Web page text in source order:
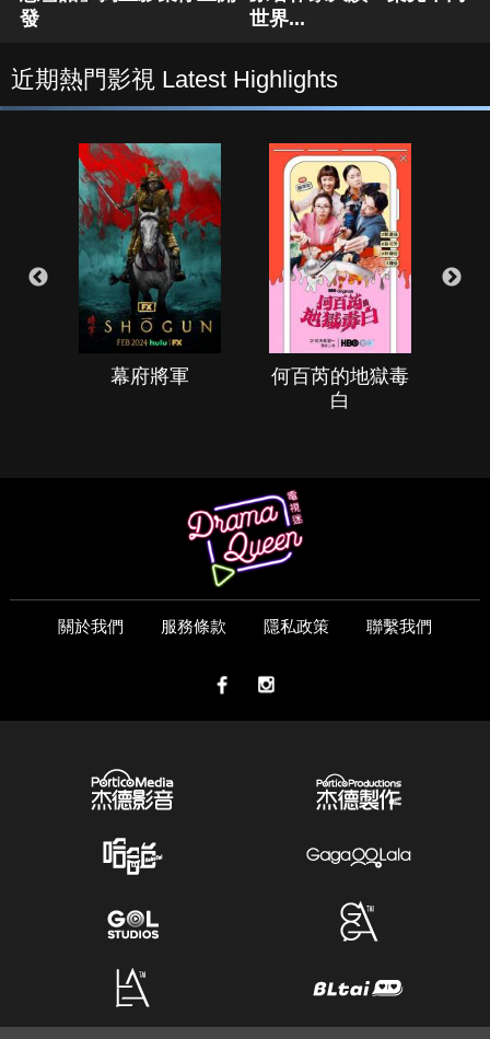
發
世界...
近期熱門影視 Latest Highlights
幕府將軍
何百芮的地獄毒
白
關於我們 服務條款 隱私政策 聯繫我們